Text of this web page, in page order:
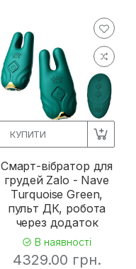
КУПИТИ
Смарт-вібратор для
грудей Zalo - Nave
Turquoise Green,
пульт ДК, робота
через додаток
В наявності
4329.00 грн.